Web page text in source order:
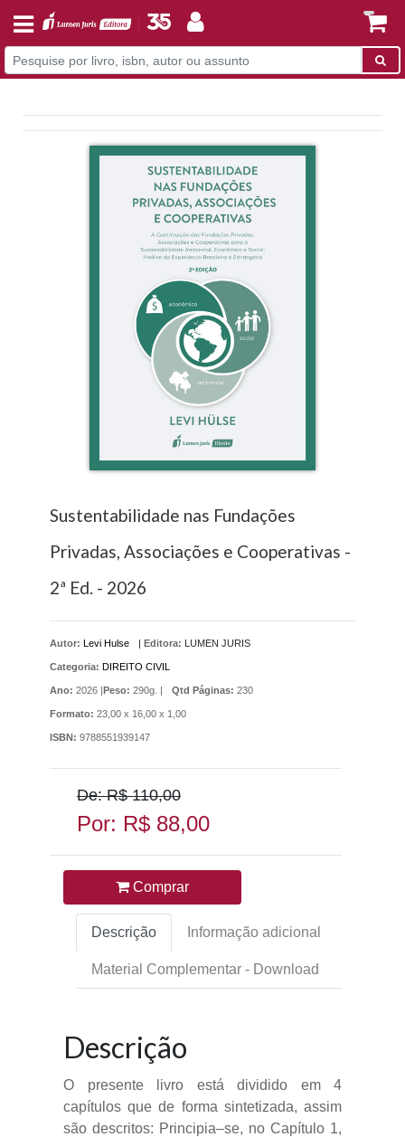
Sustentabilidade nas Fundações
Privadas, Associações e Cooperativas -
2ª Ed. - 2026
Autor: Levi Hulse | Editora: LUMEN JURIS
Categoria: DIREITO CIVIL
Ano: 2026 |Peso: 290g. | Qtd Páginas: 230
Formato: 23,00 x 16,00 x 1,00
ISBN: 9788551939147
De: R$ 110,00
Por: R$ 88,00
Comprar
Descrição Informação adicional
Material Complementar - Download
Descrição
O presente livro está dividido em 4
capítulos que de forma sintetizada, assim
são descritos: Principia–se, no Capítulo 1,